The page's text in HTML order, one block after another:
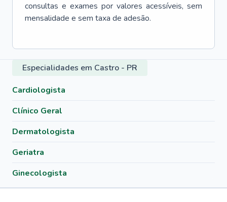
consultas e exames por valores acessíveis, sem
mensalidade e sem taxa de adesão.
Especialidades em Castro - PR
Cardiologista
Clínico Geral
Dermatologista
Geriatra
Ginecologista